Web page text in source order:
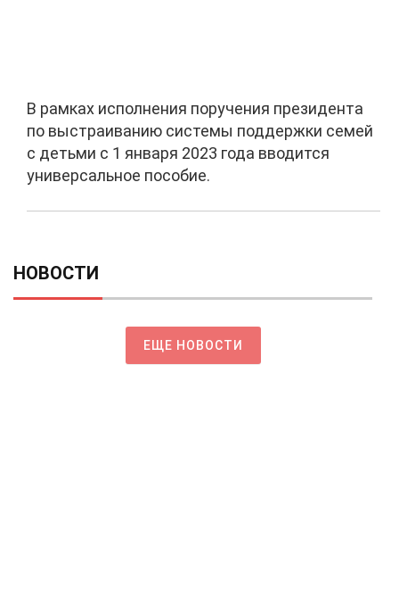
В рамках исполнения поручения президента
по выстраиванию системы поддержки семей
с детьми с 1 января 2023 года вводится
универсальное пособие.
НОВОСТИ
ЕЩЕ НОВОСТИ